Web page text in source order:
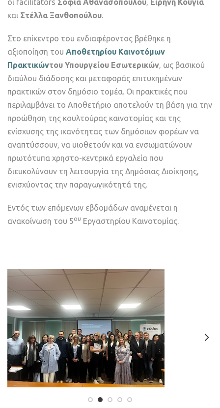
οι facilitators Σοφία Αθανασοπούλου, Ειρήνη Κούγια
και Στέλλα Ξανθοπούλου.
Στο επίκεντρο του ενδιαφέροντος βρέθηκε η
αξιοποίηση του Αποθετηρίου Καινοτόμων
Πρακτικώντου Υπουργείου Εσωτερικών, ως βασικού
διαύλου διάδοσης και μεταφοράς επιτυχημένων
πρακτικών στον δημόσιο τομέα. Οι πρακτικές που
περιλαμβάνει το Αποθετήριο αποτελούν τη βάση για την
προώθηση της κουλτούρας καινοτομίας και της
ενίσχυσης της ικανότητας των δημόσιων φορέων να
αναπτύσσουν, να υιοθετούν και να ενσωματώνουν
πρωτότυπα χρηστο-κεντρικά εργαλεία που
διευκολύνουν τη λειτουργία της Δημόσιας Διοίκησης,
ενισχύοντας την παραγωγικότητά της.
Εντός των επόμενων εβδομάδων αναμένεται η
ανακοίνωση του 5ου Εργαστηρίου Καινοτομίας.